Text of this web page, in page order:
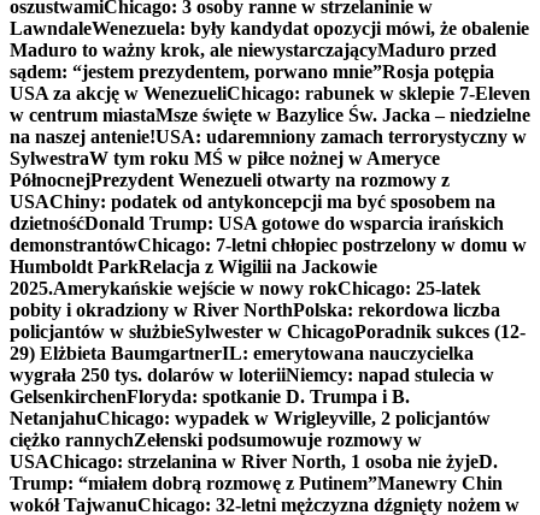
oszustwamiChicago: 3 osoby ranne w strzelaninie w
LawndaleWenezuela: były kandydat opozycji mówi, że obalenie
Maduro to ważny krok, ale niewystarczającyMaduro przed
sądem: “jestem prezydentem, porwano mnie”Rosja potępia
USA za akcję w WenezueliChicago: rabunek w sklepie 7-Eleven
w centrum miastaMsze święte w Bazylice Św. Jacka – niedzielne
na naszej antenie!USA: udaremniony zamach terrorystyczny w
SylwestraW tym roku MŚ w piłce nożnej w Ameryce
PółnocnejPrezydent Wenezueli otwarty na rozmowy z
USAChiny: podatek od antykoncepcji ma być sposobem na
dzietnośćDonald Trump: USA gotowe do wsparcia irańskich
demonstrantówChicago: 7-letni chłopiec postrzelony w domu w
Humboldt ParkRelacja z Wigilii na Jackowie
2025.Amerykańskie wejście w nowy rokChicago: 25-latek
pobity i okradziony w River NorthPolska: rekordowa liczba
policjantów w służbieSylwester w ChicagoPoradnik sukces (12-
29) Elżbieta BaumgartnerIL: emerytowana nauczycielka
wygrała 250 tys. dolarów w loteriiNiemcy: napad stulecia w
GelsenkirchenFloryda: spotkanie D. Trumpa i B.
NetanjahuChicago: wypadek w Wrigleyville, 2 policjantów
ciężko rannychZełenski podsumowuje rozmowy w
USAChicago: strzelanina w River North, 1 osoba nie żyjeD.
Trump: “miałem dobrą rozmowę z Putinem”Manewry Chin
wokół TajwanuChicago: 32-letni mężczyzna dźgnięty nożem w